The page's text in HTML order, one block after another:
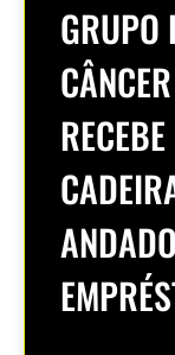
GRUPO